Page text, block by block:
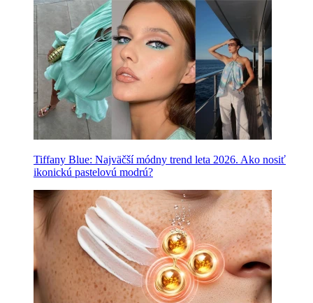
Tiffany Blue: Najväčší módny trend leta 2026. Ako nosiť
ikonickú pastelovú modrú?